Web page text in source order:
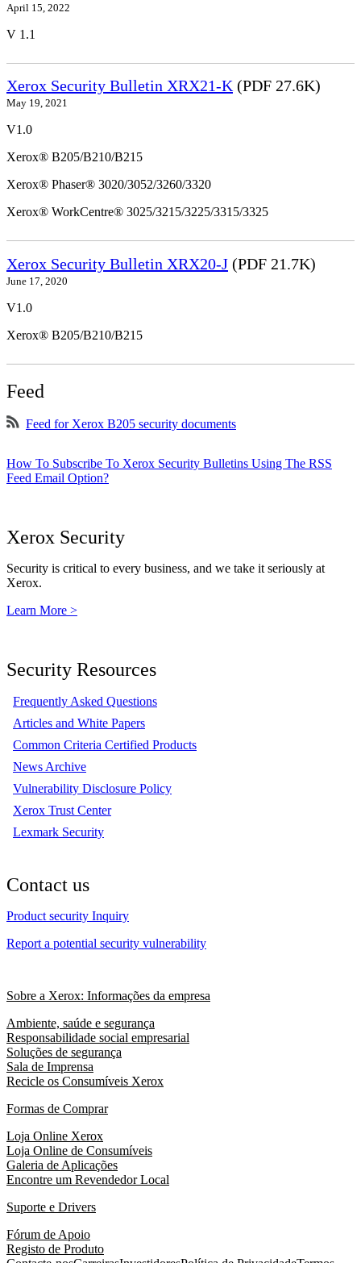
April 15, 2022
V 1.1
Xerox Security Bulletin XRX21-K (PDF 27.6K)
May 19, 2021
V1.0
Xerox® B205/B210/B215
Xerox® Phaser® 3020/3052/3260/3320
Xerox® WorkCentre® 3025/3215/3225/3315/3325
Xerox Security Bulletin XRX20-J (PDF 21.7K)
June 17, 2020
V1.0
Xerox® B205/B210/B215
Feed
Feed for Xerox B205 security documents
How To Subscribe To Xerox Security Bulletins Using The RSS
Feed Email Option?
Xerox Security
Security is critical to every business, and we take it seriously at
Xerox.
Learn More >
Security Resources
Frequently Asked Questions
Articles and White Papers
Common Criteria Certified Products
News Archive
Vulnerability Disclosure Policy
Xerox Trust Center
Lexmark Security
Contact us
Product security Inquiry
Report a potential security vulnerability
Sobre a Xerox: Informações da empresa
Ambiente, saúde e segurança
Responsabilidade social empresarial
Soluções de segurança
Sala de Imprensa
Recicle os Consumíveis Xerox
Formas de Comprar
Loja Online Xerox
Loja Online de Consumíveis
Galeria de Aplicações
Encontre um Revendedor Local
Suporte e Drivers
Fórum de Apoio
Registo de Produto